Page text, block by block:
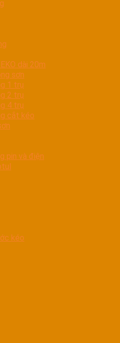
dài 20m
sơn
1 trụ
2 trụ
4 trụ
cắt kéo
pin và điện
kéo